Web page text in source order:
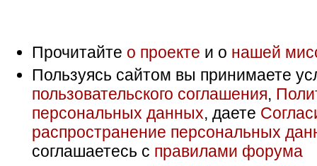
Прочитайте о проекте и о нашей
Пользуясь сайтом вы принимаете
пользовательского соглашения,
персональных данных, даете
распространение персональных
соглашаетесь с правилами форума